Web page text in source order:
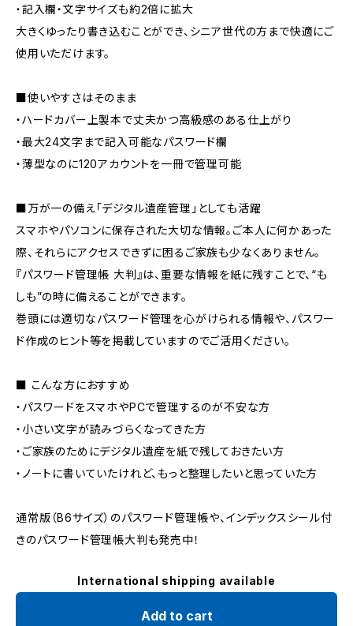
・記入欄・文字サイズも約2倍に拡大
大きくゆったり書き込むことができ、シニア世代の方まで快適にご
使用いただけます。
■使いやすさはそのまま
・ハードカバー上製本で丈夫かつ高級感のある仕上がり
・最大24文字まで記入可能なパスワード欄
・薄型なのに120アカウントを一冊で管理可能
■万が一の備え「デジタル遺産管理」としても活躍
スマホやパソコンに保存された大切な情報。ご本人に何かあった
際、それらにアクセスできずに困るご家族も少なくありません。
『パスワード管理帳 大判』は、重要な情報を紙に残すことで、“も
しも”の時に備えることができます。
巻頭には適切なパスワード管理を心がけられる情報や、パスワー
ド作成のヒント等を掲載していますのでご活用ください。
■ こんな方におすすめ
・パスワードをスマホやPCで管理するのが不安な方
・小さい文字が読みづらくなってきた方
・ご家族のためにデジタル遺産を紙で残しておきたい方
・ノートに書いていたけれど、もっと整理したいと思っていた方
通常版（B6サイズ）のパスワード管理帳や、インデックスシール付
きのパスワード管理帳大判も発売中！
International shipping available
Add to cart